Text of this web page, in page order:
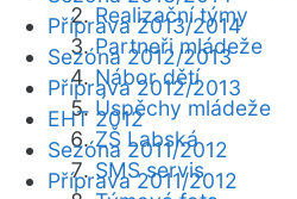
Realizační týmy
Partneři mládeže
Nábor dětí
Úspěchy mládeže
ZŠ Labská
SMS servis
Příprava 2013/2014
Sezóna 2012/2013
Příprava 2012/2013
EHT 2012
Sezóna 2011/2012
Příprava 2011/2012